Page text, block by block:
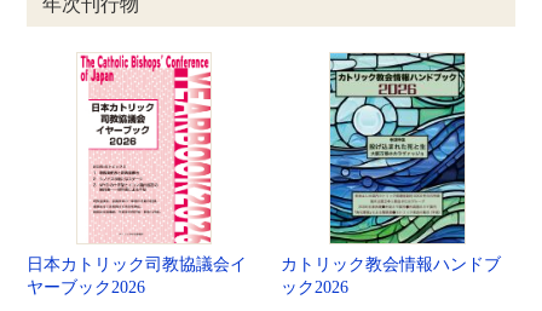
年次刊行物
日本カトリック司教協議会イ
ヤーブック2026
カトリック教会情報ハンドブ
ック2026